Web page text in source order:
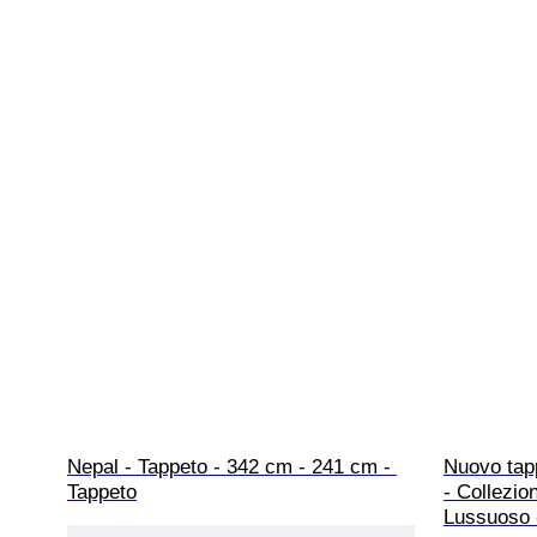
Nepal - Tappeto - 342 cm - 241 cm -
Tappeto
Nuovo
-